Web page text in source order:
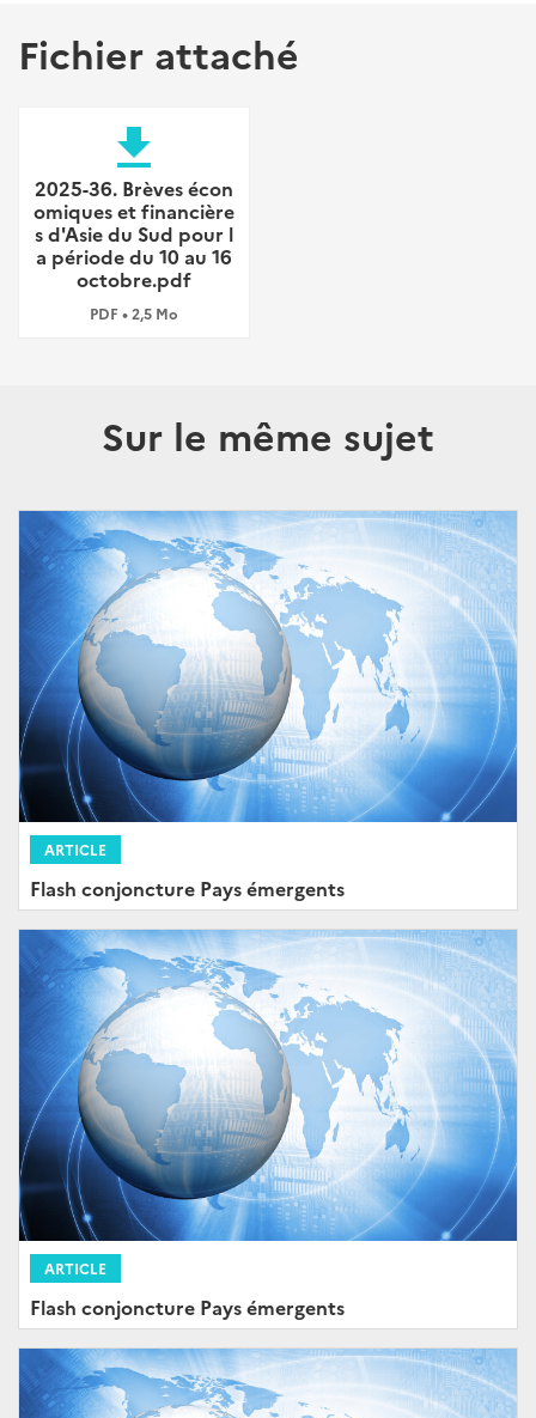
Fichier attaché
file_download
2025-36. Brèves écon
omiques et financière
s d'Asie du Sud pour l
a période du 10 au 16
octobre.pdf
PDF • 2,5 Mo
Sur le même sujet
ARTICLE
Flash conjoncture Pays émergents
ARTICLE
Flash conjoncture Pays émergents